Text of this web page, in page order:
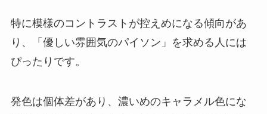
特に模様のコントラストが控えめになる傾向があ
り、「優しい雰囲気のパイソン」を求める人には
ぴったりです。
発色は個体差があり、濃いめのキャラメル色にな